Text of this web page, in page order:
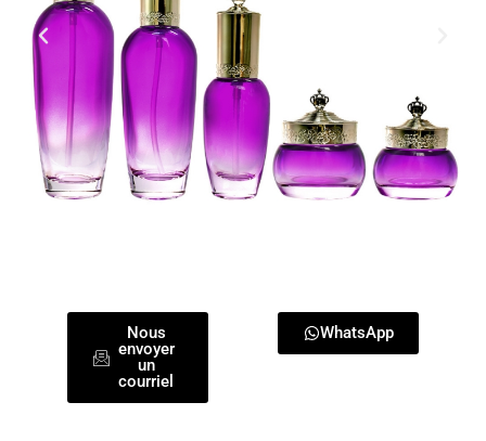
Nous
envoyer
un
courriel
WhatsApp